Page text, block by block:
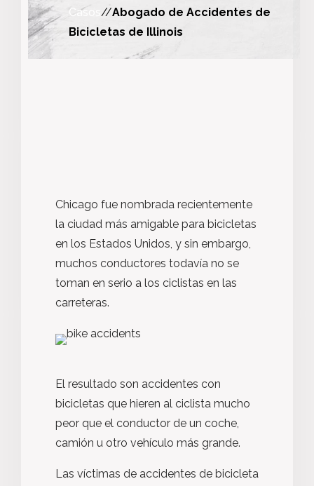
Casos//Abogado de Accidentes de
Bicicletas de Illinois
Chicago fue nombrada recientemente
la ciudad más amigable para bicicletas
en los Estados Unidos, y sin embargo,
muchos conductores todavía no se
toman en serio a los ciclistas en las
carreteras.
El resultado son accidentes con
bicicletas que hieren al ciclista mucho
peor que el conductor de un coche,
camión u otro vehículo más grande.
Las víctimas de accidentes de bicicleta